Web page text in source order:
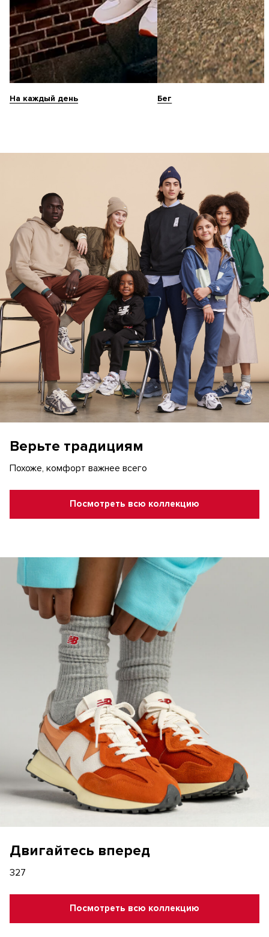
На каждый день Бег
Верьте традициям
Похоже, комфорт важнее всего
Посмотреть всю коллекцию
Двигайтесь вперед
327
Посмотреть всю коллекцию